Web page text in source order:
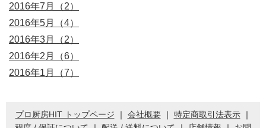
2016年7月（2）
2016年5月（4）
2016年3月（2）
2016年2月（6）
2016年1月（7）
プロ厨房HIT トップページ ｜ 会社概要｜ 特定商取引法表示｜